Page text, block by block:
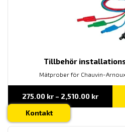
Tillbehör
Mätprober för Chauvin-
275.00 kr – 2,510.00 kr
till
Kontakt